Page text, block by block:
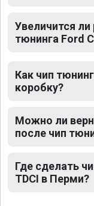
Увеличится ли
тюнинга Ford
Как чип
коробку?
Можно ли
после чип
Где сделать
TDCI в Перми?